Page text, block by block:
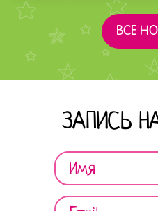
ВСЕ
ЗАПИСЬ